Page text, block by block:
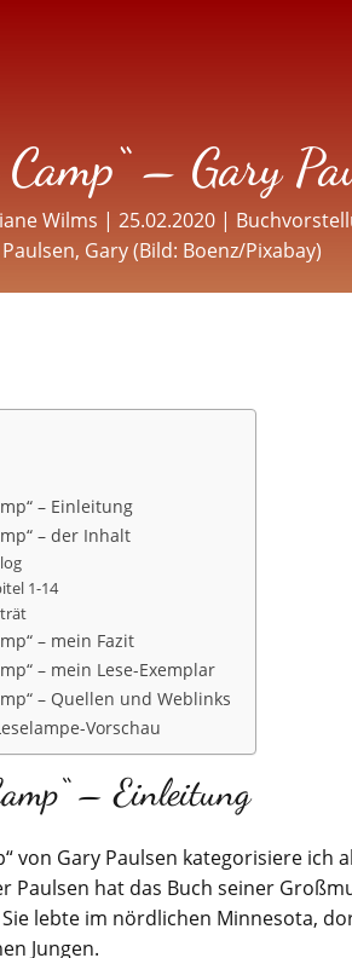
– Gary
Wilms |25.02.2020 |
Paulsen, Gary (Bild: Boenz/Pixabay)
– Einleitung
– der Inhalt
1-14
– mein Fazit
– mein Lese-Exemplar
– Quellen und Weblinks
Vorschau
– Einleitung
von Gary Paulsen kategorisiere ich
Paulsen hat das Buch seiner
lebte im nördlichen Minnesota,
Jungen.